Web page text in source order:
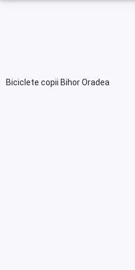
Biciclete copii Bihor Oradea